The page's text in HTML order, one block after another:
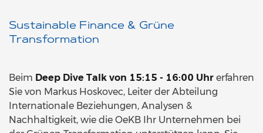
Sustainable Finance & Grüne
Transformation
Beim Deep Dive Talk von 15:15 - 16:00 Uhr erfahren
Sie von Markus Hoskovec, Leiter der Abteilung
Internationale Beziehungen, Analysen &
Nachhaltigkeit, wie die OeKB Ihr Unternehmen bei